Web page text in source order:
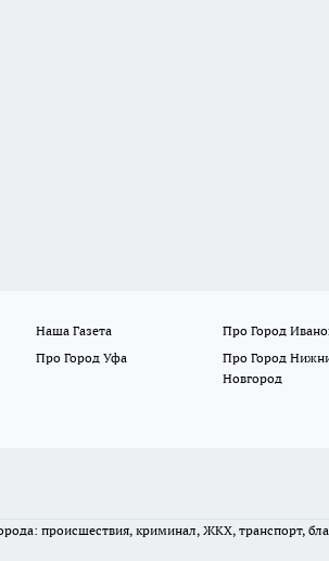
Наша Газета
Про Город
Про Город Уфа
Про Город
Новгород
происшествия, криминал, ЖКХ, транспорт,